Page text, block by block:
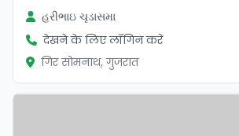
હરીભાઇ ચૃડાસમા
देखने के लिए लॉगिन करें
गिर सोमनाथ, गुजरात